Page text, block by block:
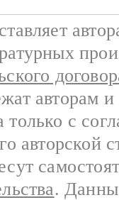
авторам
с
авторской
.